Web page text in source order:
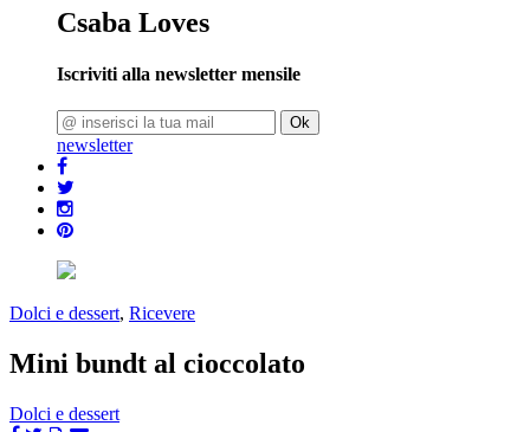
Csaba Loves
Iscriviti alla newsletter mensile
Ok
newsletter
Dolci e dessert, Ricevere
Mini bundt al cioccolato
Dolci e dessert